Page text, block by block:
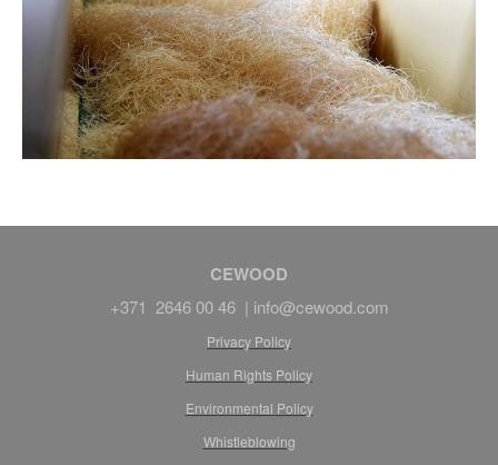
CEWOOD
+371 2646 00 46 | info@cewood.com
Privacy Policy
Human Rights Policy
Environmental Policy
Whistleblowing